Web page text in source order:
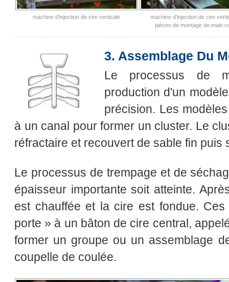
machine d'injection de cire verticale
machine d'injection de cire
pièces de montage de main
3. Assemblage Du
Le processus de
production d'un
précision. Les
à un canal pour former un cluster. Le
réfractaire et recouvert de sable fin puis
Le processus de trempage et de
épaisseur importante soit atteinte.
est chauffée et la cire est fondue.
porte » à un bâton de cire central,
former un groupe ou un assemblage
coupelle de coulée.